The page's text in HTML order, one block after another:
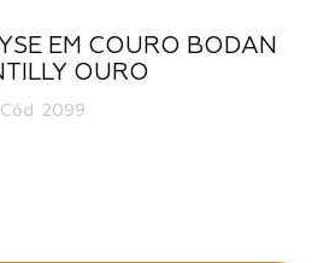
EM COURO BODAN
OURO
: 2099